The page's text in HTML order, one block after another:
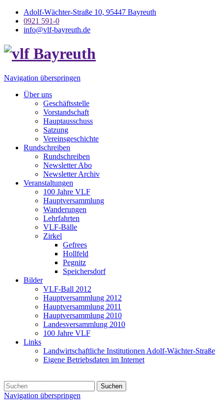
Adolf-Wächter-Straße 10, 95447 Bayreuth
0921 591-0
info@vlf-bayreuth.de
Navigation überspringen
Über uns
Geschäftsstelle
Vorstandschaft
Hauptausschuss
Satzung
Vereinsgeschichte
Rundschreiben
Rundschreiben
Newsletter Abo
Newsletter Archiv
Veranstaltungen
100 Jahre VLF
Hauptversammlung
Wanderungen
Lehrfahrten
VLF-Bälle
Zirkel
Gefrees
Hollfeld
Pegnitz
Speichersdorf
Bilder
VLF-Ball 2012
Hauptversammlung 2012
Hauptversammlung 2011
Hauptversammlung 2010
Landesversammlung 2010
100 Jahre VLF
Links
Landwirtschaftliche Institutionen Adolf-Wächter-Straße
Eigene Betriebsdaten im Internet
Suchen
Navigation überspringen